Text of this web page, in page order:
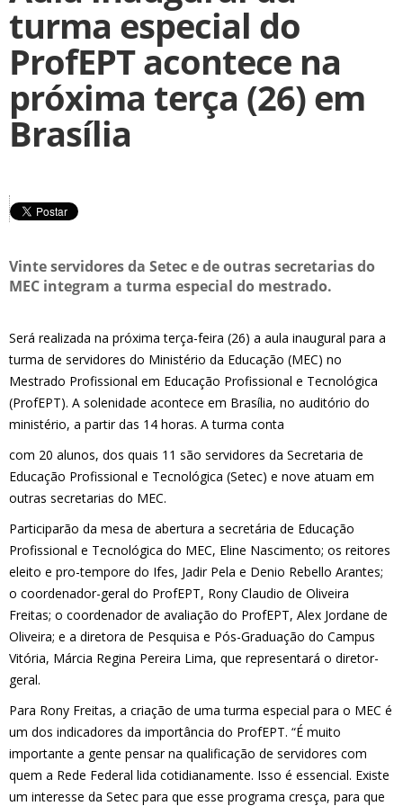
turma especial do
ProfEPT acontece na
próxima terça (26) em
Brasília
Vinte servidores da Setec e de outras secretarias do
MEC integram a turma especial do mestrado.
Será realizada na próxima terça-feira (26) a aula inaugural para a
turma de servidores do Ministério da Educação (MEC) no
Mestrado Profissional em Educação Profissional e Tecnológica
(ProfEPT). A solenidade acontece em Brasília, no auditório do
ministério, a partir das 14 horas. A turma conta
com 20 alunos, dos quais 11 são servidores da Secretaria de
Educação Profissional e Tecnológica (Setec) e nove atuam em
outras secretarias do MEC.
Participarão da mesa de abertura a secretária de Educação
Profissional e Tecnológica do MEC, Eline Nascimento; os reitores
eleito e pro-tempore do Ifes, Jadir Pela e Denio Rebello Arantes;
o coordenador-geral do ProfEPT, Rony Claudio de Oliveira
Freitas; o coordenador de avaliação do ProfEPT, Alex Jordane de
Oliveira; e a diretora de Pesquisa e Pós-Graduação do Campus
Vitória, Márcia Regina Pereira Lima, que representará o diretor-
geral.
Para Rony Freitas, a criação de uma turma especial para o MEC é
um dos indicadores da importância do ProfEPT. “É muito
importante a gente pensar na qualificação de servidores com
quem a Rede Federal lida cotidianamente. Isso é essencial. Existe
um interesse da Setec para que esse programa cresça, para que